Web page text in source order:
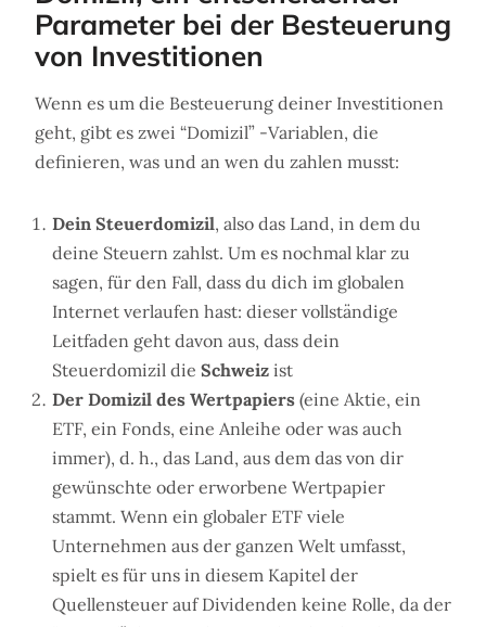
Parameter bei der Besteuerung
von Investitionen
Wenn es um die Besteuerung deiner Investitionen
geht, gibt es zwei “Domizil” -Variablen, die
definieren, was und an wen du zahlen musst:
Dein Steuerdomizil, also das Land, in dem du
deine Steuern zahlst. Um es nochmal klar zu
sagen, für den Fall, dass du dich im globalen
Internet verlaufen hast: dieser vollständige
Leitfaden geht davon aus, dass dein
Steuerdomizil die Schweiz ist
Der Domizil des Wertpapiers (eine Aktie, ein
ETF, ein Fonds, eine Anleihe oder was auch
immer), d. h., das Land, aus dem das von dir
gewünschte oder erworbene Wertpapier
stammt. Wenn ein globaler ETF viele
Unternehmen aus der ganzen Welt umfasst,
spielt es für uns in diesem Kapitel der
Quellensteuer auf Dividenden keine Rolle, da der